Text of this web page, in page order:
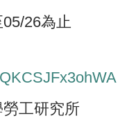
26為止
工研究所